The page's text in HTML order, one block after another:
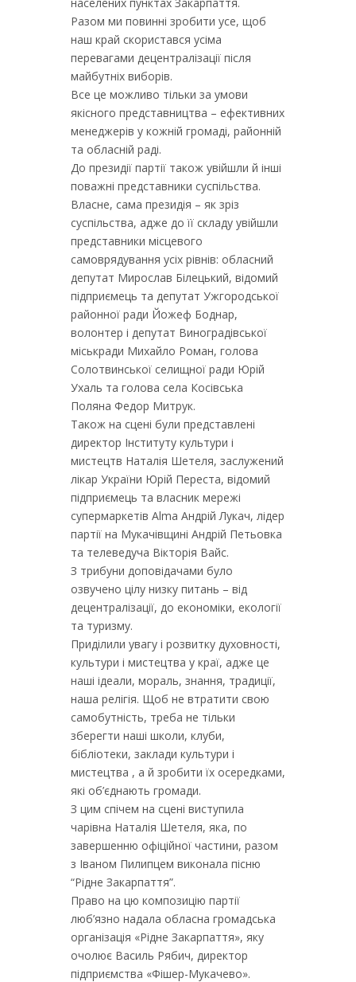
Разом ми повинні зробити усе, щоб
наш край скористався усіма
перевагами децентралізації після
майбутніх виборів.
Все це можливо тільки за умови
якісного представництва – ефективних
менеджерів у кожній громаді, районній
та обласній раді.
До президії партії також увійшли й інші
поважні представники суспільства.
Власне, сама президія – як зріз
суспільства, адже до її складу увійшли
представники місцевого
самоврядування усіх рівнів: обласний
депутат Мирослав Білецький, відомий
підприємець та депутат Ужгородської
районної ради Йожеф Боднар,
волонтер і депутат Виноградівської
міськради Михайло Роман, голова
Солотвинської селищної ради Юрій
Ухаль та голова села Косівська
Поляна Федор Митрук.
Також на сцені були представлені
директор Інституту культури і
мистецтв Наталія Шетеля, заслужений
лікар України Юрій Переста, відомий
підприємець та власник мережі
супермаркетів Alma Андрій Лукач, лідер
партії на Мукачівщині Андрій Петьовка
та телеведуча Вікторія Вайс.
З трибуни доповідачами було
озвучено цілу низку питань – від
децентралізації, до економіки, екології
та туризму.
Приділили увагу і розвитку духовності,
культури і мистецтва у краї, адже це
наші ідеали, мораль, знання, традиції,
наша релігія. Щоб не втратити свою
самобутність, треба не тільки
зберегти наші школи, клуби,
бібліотеки, заклади культури і
мистецтва , а й зробити їх осередками,
які об’єднають громади.
З цим спічем на сцені виступила
чарівна Наталія Шетеля, яка, по
завершенню офіційної частини, разом
з Іваном Пилипцем виконала пісню
“Рідне Закарпаття”.
Право на цю композицію партії
люб’язно надала обласна громадська
організація «Рідне Закарпаття», яку
очолює Василь Рябич, директор
підприємства «Фішер-Мукачево».